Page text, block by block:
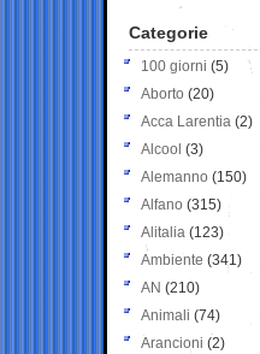
Categorie
100 giorni (5)
Aborto (20)
Acca Larentia (2)
Alcool (3)
Alemanno (150)
Alfano (315)
Alitalia (123)
Ambiente (341)
AN (210)
Animali (74)
Arancioni (2)